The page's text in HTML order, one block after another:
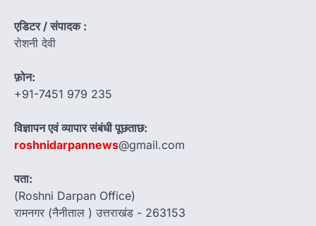
एडिटर / संपादक :
रोशनी देवी
फ़ोन:
+91-7451 979 235
विज्ञापन एवं व्यापार संबंधी पूछताछ:
roshnidarpannews@gmail.com
पता:
(Roshni Darpan Office)
रामनगर (नैनीताल ) उत्तराखंड - 263153